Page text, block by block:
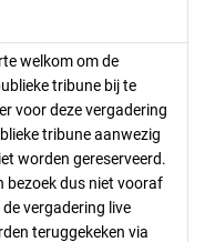
welkom om de
tribune bij te
voor deze vergadering
tribune aanwezig
worden gereserveerd.
bezoek dus niet vooraf
vergadering live
teruggekeken via